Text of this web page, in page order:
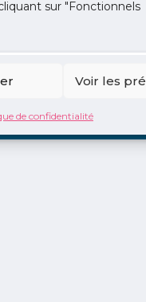
sur "Fonctionnels
Voir les
de confidentialité
Adopte 1 Doc